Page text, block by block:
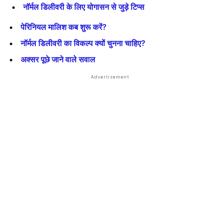
नॉर्मल डिलीवरी के लिए योगासन से जुड़े टिप्स
पेरिनियल मालिश कब शुरू करें?
नॉर्मल डिलीवरी का विकल्प क्यों चुनना चाहिए?
अक्सर पूछे जाने वाले सवाल